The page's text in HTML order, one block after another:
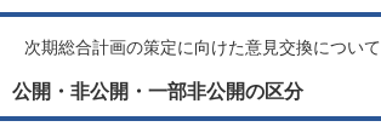
次期総合計画の策定に向けた意見交換について
公開・非公開・一部非公開の区分